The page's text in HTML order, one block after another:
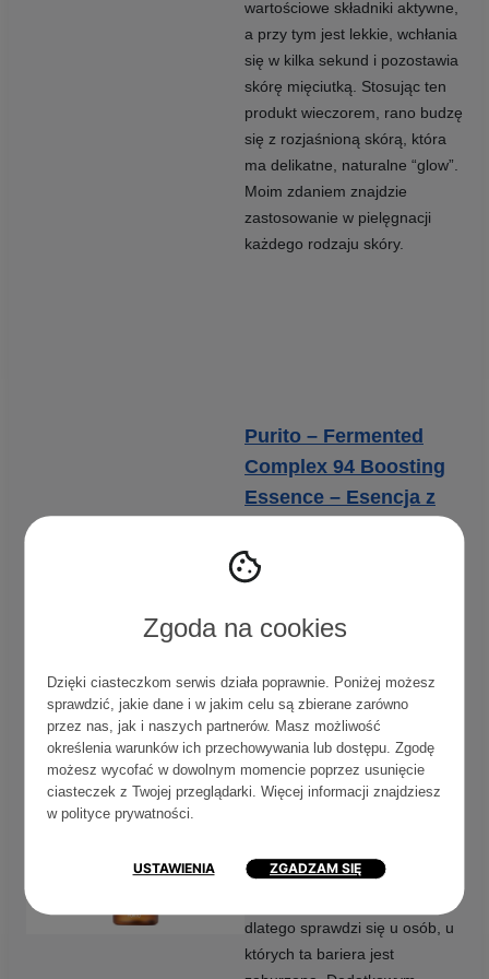
Zgoda na cookies
Dzięki ciasteczkom serwis działa poprawnie. Poniżej możesz
sprawdzić, jakie dane i w jakim celu są zbierane zarówno
przez nas, jak i naszych partnerów. Masz możliwość
określenia warunków ich przechowywania lub dostępu. Zgodę
możesz wycofać w dowolnym momencie poprzez usunięcie
ciasteczek z Twojej przeglądarki. Więcej informacji znajdziesz
w polityce prywatności.
USTAWIENIA ZGADZAM SIĘ
wartościowe składniki aktywne,
a przy tym jest lekkie, wchłania
się w kilka sekund i pozostawia
skórę mięciutką. Stosując ten
produkt wieczorem, rano budzę
się z rozjaśnioną skórą, która
ma delikatne, naturalne “glow”.
Moim zdaniem znajdzie
zastosowanie w pielęgnacji
każdego rodzaju skóry.
Purito – Fermented
Complex 94 Boosting
Essence – Esencja z
Produktów Fermentacji
i 3% Niacynamidem
Bardzo ciekawy produkt, który
typowym serum. Jest to lekka
esencja, która oparta jest na
produktach fermentacji, a także
właśnie niacynamidzie. Działa
rozjaśniająco, seboregulująco,
produktów fermentacji
dlatego sprawdzi się u osób, u
których ta bariera jest